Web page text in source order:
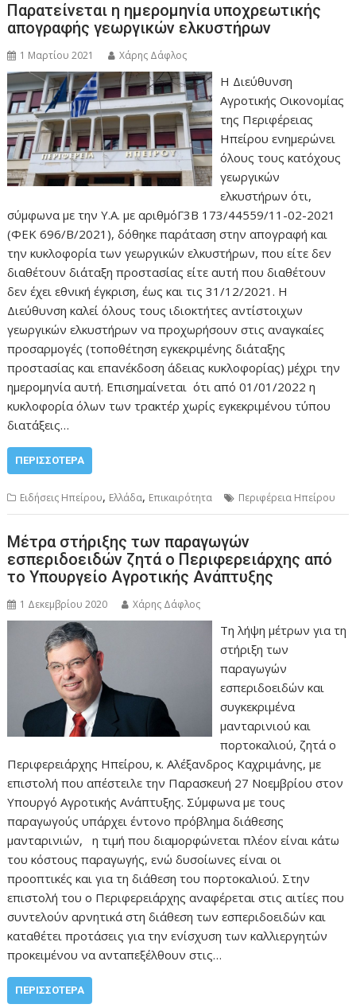
Παρατείνεται η ημερομηνία υποχρεωτικής
απογραφής γεωργικών ελκυστήρων
1 Μαρτίου 2021 Χάρης Δάφλος
Η Διεύθυνση
Αγροτικής Οικονομίας
της Περιφέρειας
Ηπείρου ενημερώνει
όλους τους κατόχους
γεωργικών
ελκυστήρων ότι,
σύμφωνα με την Υ.Α. με αριθμόΓ3Β 173/44559/11-02-2021
(ΦΕΚ 696/Β/2021), δόθηκε παράταση στην απογραφή και
την κυκλοφορία των γεωργικών ελκυστήρων, που είτε δεν
διαθέτουν διάταξη προστασίας είτε αυτή που διαθέτουν
δεν έχει εθνική έγκριση, έως και τις 31/12/2021. Η
Διεύθυνση καλεί όλους τους ιδιοκτήτες αντίστοιχων
γεωργικών ελκυστήρων να προχωρήσουν στις αναγκαίες
προσαρμογές (τοποθέτηση εγκεκριμένης διάταξης
προστασίας και επανέκδοση άδειας κυκλοφορίας) μέχρι την
ημερομηνία αυτή. Επισημαίνεται ότι από 01/01/2022 η
κυκλοφορία όλων των τρακτέρ χωρίς εγκεκριμένου τύπου
διατάξεις…
ΠΕΡΙΣΣΌΤΕΡΑ
Ειδήσεις Ηπείρου, Ελλάδα, Επικαιρότητα Περιφέρεια Ηπείρου
Μέτρα στήριξης των παραγωγών
εσπεριδοειδών ζητά ο Περιφερειάρχης από
το Υπουργείο Αγροτικής Ανάπτυξης
1 Δεκεμβρίου 2020 Χάρης Δάφλος
Τη λήψη μέτρων για τη
στήριξη των
παραγωγών
εσπεριδοειδών και
συγκεκριμένα
μανταρινιού και
πορτοκαλιού, ζητά ο
Περιφερειάρχης Ηπείρου, κ. Αλέξανδρος Καχριμάνης, με
επιστολή που απέστειλε την Παρασκευή 27 Νοεμβρίου στον
Υπουργό Αγροτικής Ανάπτυξης. Σύμφωνα με τους
παραγωγούς υπάρχει έντονο πρόβλημα διάθεσης
μανταρινιών, η τιμή που διαμορφώνεται πλέον είναι κάτω
του κόστους παραγωγής, ενώ δυσοίωνες είναι οι
προοπτικές και για τη διάθεση του πορτοκαλιού. Στην
επιστολή του ο Περιφερειάρχης αναφέρεται στις αιτίες που
συντελούν αρνητικά στη διάθεση των εσπεριδοειδών και
καταθέτει προτάσεις για την ενίσχυση των καλλιεργητών
προκειμένου να ανταπεξέλθουν στις…
ΠΕΡΙΣΣΌΤΕΡΑ